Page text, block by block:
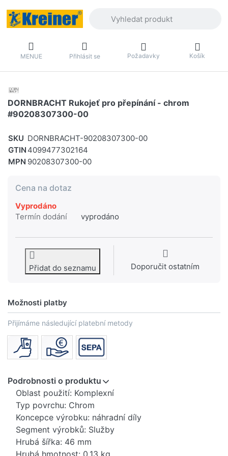
MENUE Přihlásit se Požadavky Košík
DORNBRACHT Rukojeť pro přepínání - chrom
#90208307300-00
SKU DORNBRACHT-90208307300-00
GTIN 4099477302164
MPN 90208307300-00
Cena na dotaz
Vyprodáno
Termín dodání
vyprodáno
Přidat do seznamu Doporučit ostatním
Možnosti platby
Přijímáme následující platební metody
Podrobnosti o produktu
Oblast použití: Komplexní
Typ povrchu: Chrom
Koncepce výrobku: náhradní díly
Segment výrobků: Služby
Hrubá šířka: 46 mm
Hrubá hmotnost: 0,13 kg